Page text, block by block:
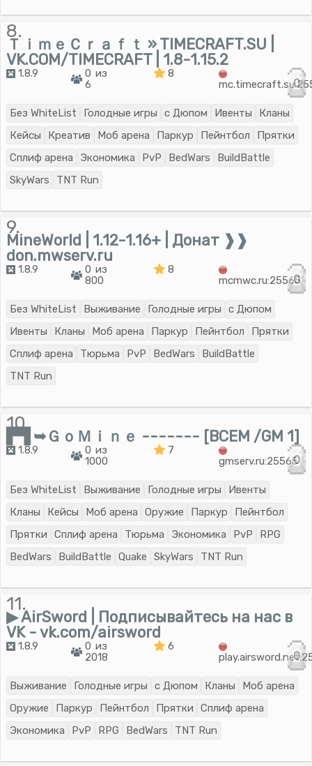
8.
ＴｉｍｅＣｒａｆｔ » TIMECRAFT.SU |
VK.COM/TIMECRAFT | 1.8-1.15.2
1.8.9
0 из
6
8
0
Без WhiteList Голодные игры с Дюпом Ивенты
Кланы
Кейсы
Креатив Моб арена Паркур Пейнтбол
Прятки
Сплиф арена
Экономика PvP BedWars
BuildBattle
SkyWars
TNT Run
9.
MineWorld | 1.12-1.16+ | Донат ❱❱
don.mwserv.ru
1.8.9
0 из
800
8
mcmwc.ru:25565
0
Без WhiteList Выживание Голодные игры
с Дюпом
Ивенты
Кланы Моб арена Паркур Пейнтбол
Прятки
Сплиф арена
Тюрьма PvP BedWars
BuildBattle
TNT Run
10.
▛▜ ➥ＧｏＭｉｎｅ ------- [BCEM /GM 1]
1.8.9
0 из
1000
7
gmserv.ru:25565
0
Без WhiteList Выживание Голодные игры
Ивенты
Кланы
Кейсы Моб арена Оружие Паркур
Пейнтбол
Прятки
Сплиф арена Тюрьма Экономика PvP
RPG
BedWars
BuildBattle Quake SkyWars TNT Run
11.
▶ AirSword | Подписывайтесь на нас в
VK - vk.com/airsword
1.8.9
0 из
2018
6
0
Выживание Голодные игры с Дюпом Кланы
Моб арена
Оружие
Паркур Пейнтбол Прятки
Сплиф арена
Экономика
PvP RPG BedWars TNT Run